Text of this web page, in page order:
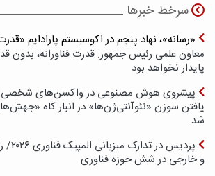
سرخط خبرها
«رسانه»، نهاد پنجم در اکوسیستم پارادایم
معاون علمی رئیس جمهور: قدرت فناورانه، بدون
پایدار نخواهد بود
پیشروی هوش مصنوعی در واکسن‌های
یافتن سوزن «نئوآنتی‌ژن‌ها» در انبار کاه
شد
و خارجی در شش حوزه فناوری